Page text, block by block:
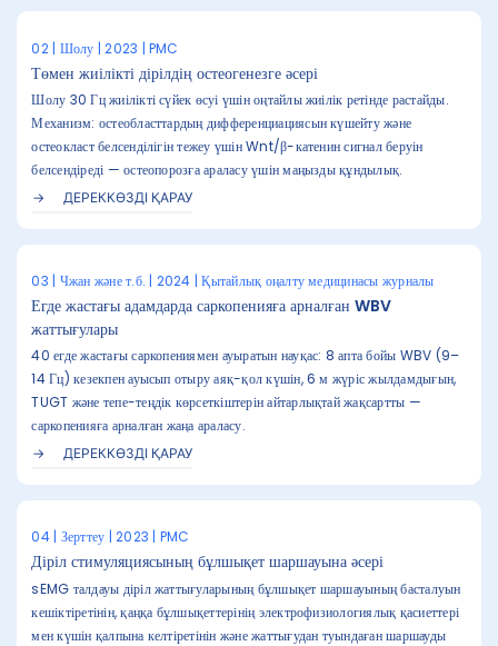
02 | Шолу | 2023 | PMC
Төмен жиілікті дірілдің остеогенезге әсері
Шолу 30 Гц жиілікті сүйек өсуі үшін оңтайлы жиілік ретінде растайды.
Механизм: остеобласттардың дифференциациясын күшейту және
остеокласт белсенділігін тежеу ​​үшін Wnt/β-катенин сигнал беруін
белсендіреді — остеопорозға араласу үшін маңызды құндылық.
ДЕРЕККӨЗДІ ҚАРАУ
03 | Чжан және т.б. | 2024 | Қытайлық оңалту медицинасы журналы
Егде жастағы адамдарда саркопенияға арналған WBV
жаттығулары
40 егде жастағы саркопениямен ауыратын науқас: 8 апта бойы WBV (9–
14 Гц) кезекпен ауысып отыру аяқ-қол күшін, 6 м жүріс жылдамдығын,
TUGT және тепе-теңдік көрсеткіштерін айтарлықтай жақсартты —
саркопенияға арналған жаңа араласу.
ДЕРЕККӨЗДІ ҚАРАУ
04 | Зерттеу | 2023 | PMC
Діріл стимуляциясының бұлшықет шаршауына әсері
sEMG талдауы діріл жаттығуларының бұлшықет шаршауының басталуын
кешіктіретінін, қаңқа бұлшықеттерінің электрофизиологиялық қасиеттері
мен күшін қалпына келтіретінін және жаттығудан туындаған шаршауды